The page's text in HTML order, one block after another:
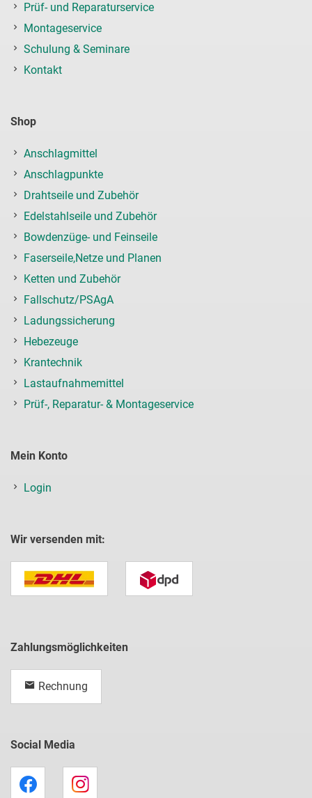
Prüf- und Reparaturservice
Montageservice
Schulung & Seminare
Kontakt
Shop
Anschlagmittel
Anschlagpunkte
Drahtseile und Zubehör
Edelstahlseile und Zubehör
Bowdenzüge- und Feinseile
Faserseile,Netze und Planen
Ketten und Zubehör
Fallschutz/PSAgA
Ladungssicherung
Hebezeuge
Krantechnik
Lastaufnahmemittel
Prüf-, Reparatur- & Montageservice
Mein Konto
Login
Wir versenden mit:
Zahlungsmöglichkeiten
Rechnung
Social Media